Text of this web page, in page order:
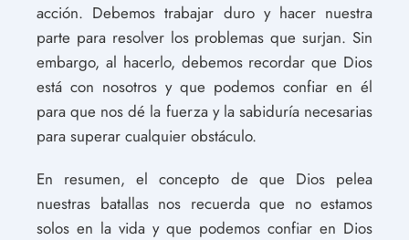
acción. Debemos trabajar duro y hacer nuestra
parte para resolver los problemas que surjan. Sin
embargo, al hacerlo, debemos recordar que Dios
está con nosotros y que podemos confiar en él
para que nos dé la fuerza y ​​la sabiduría necesarias
para superar cualquier obstáculo.
En resumen, el concepto de que Dios pelea
nuestras batallas nos recuerda que no estamos
solos en la vida y que podemos confiar en Dios